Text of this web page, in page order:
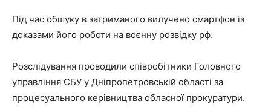
Під час обшуку в затриманого вилучено смартфон із
доказами його роботи на воєнну розвідку рф.
Розслідування проводили співробітники Головного
управління СБУ у Дніпропетровській області за
процесуального керівництва обласної прокуратури.